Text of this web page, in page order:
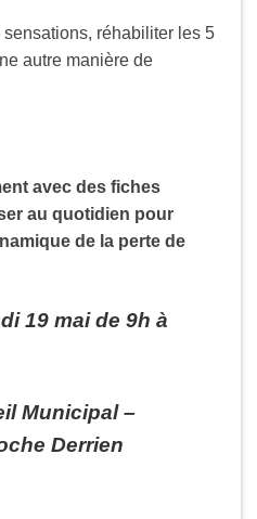
réhabiliter les 5
autre manière de
avec des fiches
au quotidien pour
de la perte de
19 mai de 9h à
Municipal –
Derrien